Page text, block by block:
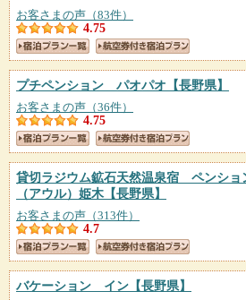
お客さまの声（83件）
4.75
プチペンション パオパオ 【長野県】
お客さまの声（36件）
4.75
貸切ラジウム鉱石天然温泉宿 ペンショ
（アウル）姫木【長野県】
お客さまの声（313件）
4.7
バケーション イン 【長野県】